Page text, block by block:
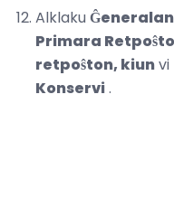
Alklaku
Primara Retpoŝto
retpoŝton, kiunvi
Konservi.